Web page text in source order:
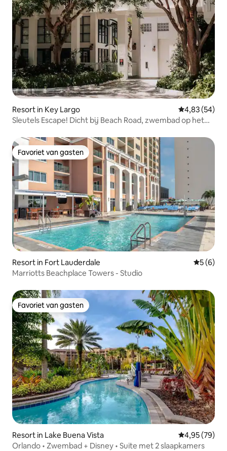
Resort in Key Largo Gemiddelde
4,83 (54)
Sleutels Escape! Dicht bij Beach Road, zwembad op het
Favoriet van gasten
Favoriet van gasten
Resort in Fort Lauderdale
5 (6)
Marriotts Beachplace Towers - Studio
Favoriet van gasten
Favoriet van gasten
Resort in Lake Buena Vista Gemiddelde
4,95 (79)
Orlando • Zwembad + Disney • Suite met 2 slaapkamers